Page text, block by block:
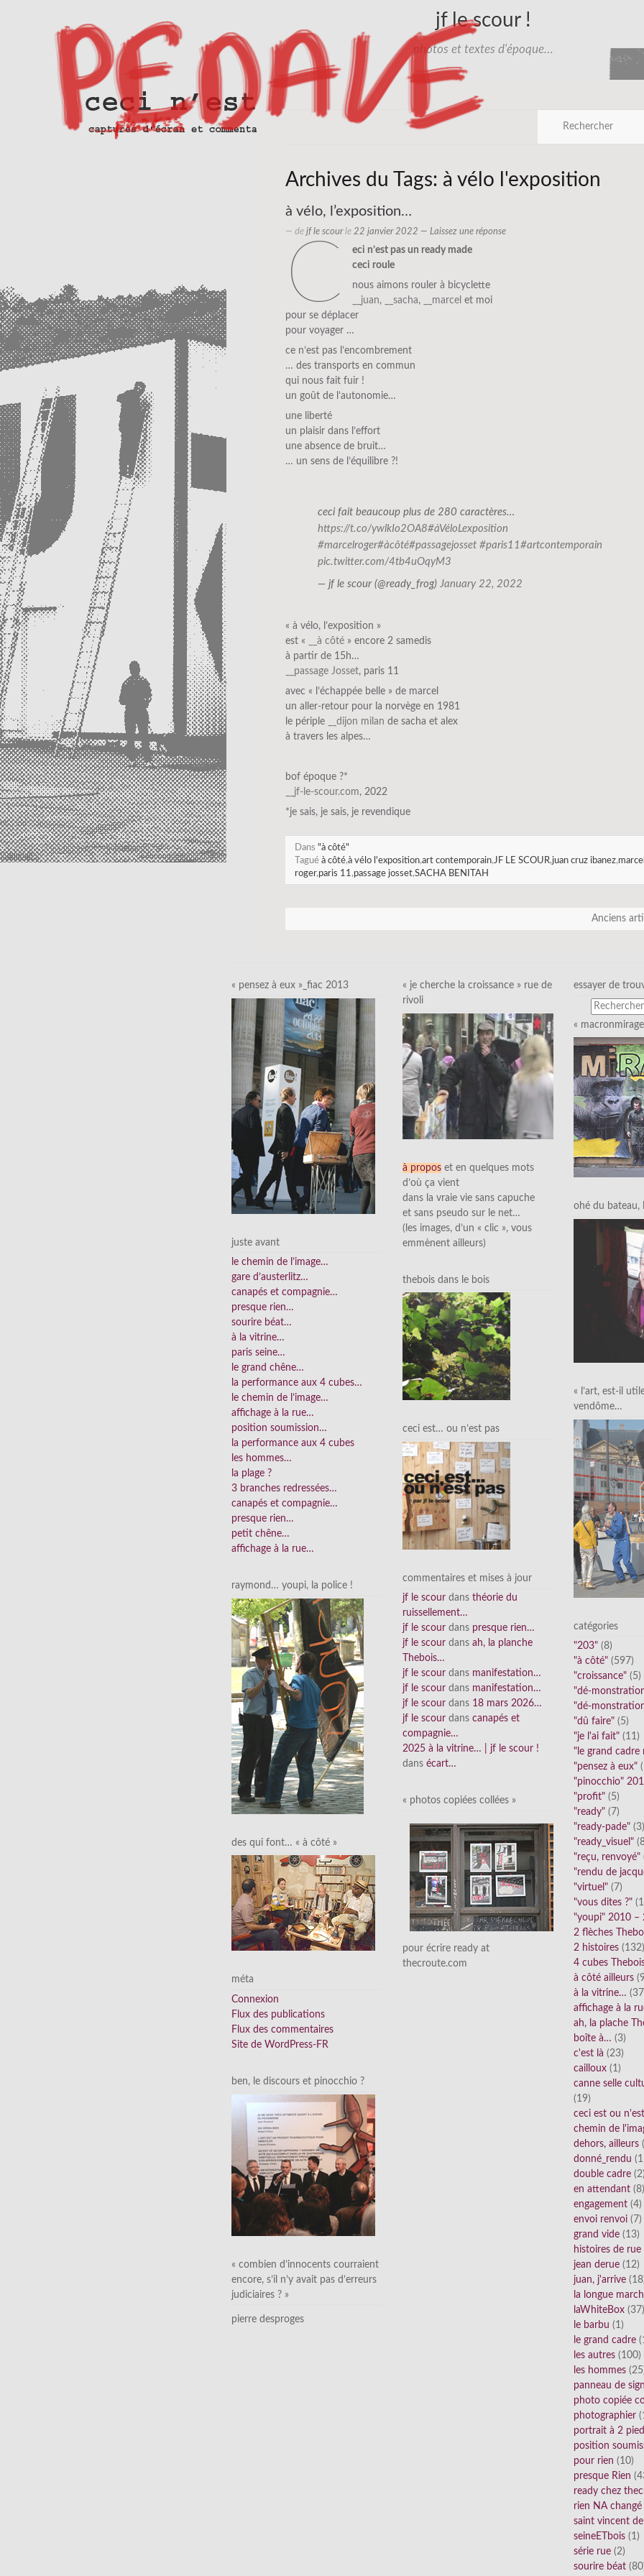
jf le scour !
photos et textes d'époque…
Archives du Tags: à vélo l'exposition
à vélo, l’exposition…
— de jf le scourle 22 janvier 2022 — Laissez une réponse
c eci n’est pas un ready made
ceci roule
nous aimons rouler à bicyclette
__juan, __sacha, __marcel et moi
pour se déplacer
pour voyager …
ce n’est pas l’encombrement
… des transports en commun
qui nous fait fuir !
un goût de l’autonomie…
une liberté
un plaisir dans l’effort
une absence de bruit…
… un sens de l’équilibre ?!
ceci fait beaucoup plus de 280 caractères…
https://t.co/ywlkIo2OA8#àVéloLexposition
#marcelroger#àcôté#passagejosset #paris11#artcontemporain
pic.twitter.com/4tb4uOqyM3
— jf le scour (@ready_frog) January 22, 2022
« à vélo, l’exposition »
est «
__à côté » encore 2 samedis
à partir de 15h…
__passage Josset, paris 11
avec « l’échappée belle » de marcel
un aller-retour pour la norvège en 1981
le périple
__dijon milan de sacha et alex
à travers les alpes…
bof époque ?*
__jf-le-scour.com, 2022
*je sais, je sais, je revendique
Dans "à côté"
Tagué à côté,à vélo l'exposition,art contemporain, JF LE SCOUR,juan cruz ibanez,marcel
roger,paris 11 ,passage josset,SACHA BENITAH
Anciens
« pensez à eux »_fiac 2013
juste avant
le chemin de l’image…
gare d’austerlitz…
canapés et compagnie…
presque rien…
sourire béat…
à la vitrine…
paris seine…
le grand chêne…
la performance aux 4 cubes…
le chemin de l’image…
affichage à la rue…
position soumission…
la performance aux 4 cubes
les hommes…
la plage ?
3 branches redressées…
canapés et compagnie…
presque rien…
petit chêne…
affichage à la rue…
raymond… youpi, la police !
des qui font… « à côté »
méta
Connexion
Flux des publications
Flux des commentaires
Site de WordPress-FR
ben, le discours et pinocchio ?
« combien d’innocents courraient
encore, s’il n’y avait pas d’erreurs
judiciaires ? »
pierre desproges
« je cherche la croissance » rue de
rivoli
à propos et en quelques mots
d’où ça vient
dans la vraie vie sans capuche
et sans pseudo sur le net…
(les images, d’un « clic », vous
emmènent ailleurs)
thebois dans le bois
ceci est… ou n’est pas
commentaires et mises à jour
jf le scour dans théorie du
ruissellement…
jf le scour dans presque rien…
jf le scour dans ah, la planche
Thebois…
jf le scour dans manifestation…
jf le scour dans manifestation…
jf le scour dans 18 mars 2026…
jf le scour dans canapés et
compagnie…
2025 à la vitrine… | jf le scour !
dans écart…
« photos copiées collées »
pour écrire ready at
thecroute.com
essayer de
«
ohé du bateau,
« l’art, est-il
vendôme…
catégories
"203" (8)
"à côté" (597)
"croissance" (5)
"dé-
"dé-
"dû faire" (5)
"je l'ai fait" (11)
"le grand cadre
"pensez à eux"
"pinocchio"
"profit" (5)
"ready" (7)
"ready-pade" (3)
"ready_visuel"
"reçu, renvoyé"
"rendu de
"virtuel" (7)
"vous dites ?"
"youpi" 2010 –
2 flèches
2 histoires (132)
4 cubes
à côté ailleurs
à la vitrine…
affichage à la
ah, la plache
boîte à… (3)
c'est là (23)
cailloux (1)
canne selle
(19)
ceci est ou
chemin de
dehors, ailleurs
donné_rendu
double cadre (2)
en attendant (8)
engagement (4)
envoi renvoi (7)
grand vide (13)
histoires de rue
jean derue (12)
juan, j'arrive
la longue
laWhiteBox (37)
le barbu (1)
le grand cadre
les autres (100)
les hommes
panneau de
photo copiée
photographier
portrait à 2
position
pour rien (10)
presque Rien
ready chez
rien NA changé
saint vincent de
seineETbois (1)
série rue (2)
sourire béat